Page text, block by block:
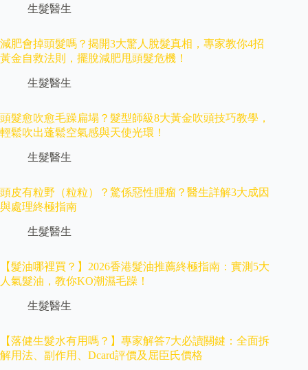
生髮醫生
減肥會掉頭髮嗎？揭開3大驚人脫髮真相，專家教你4招
黃金自救法則，擺脫減肥甩頭髮危機！
生髮醫生
頭髮愈吹愈毛躁扁塌？髮型師級8大黃金吹頭技巧教學，
輕鬆吹出蓬鬆空氣感與天使光環！
生髮醫生
頭皮有粒野（粒粒）？驚係惡性腫瘤？醫生詳解3大成因
與處理終極指南
生髮醫生
【髮油哪裡買？】2026香港髮油推薦終極指南：實測5大
人氣髮油，教你KO潮濕毛躁！
生髮醫生
【落健生髮水有用嗎？】專家解答7大必讀關鍵：全面拆
解用法、副作用、Dcard評價及屈臣氏價格